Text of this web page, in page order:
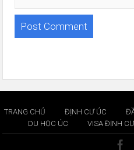
TRANG CHỦ ĐỊNH CƯ ÚC
DU HỌC ÚC
VISA ĐỊNH